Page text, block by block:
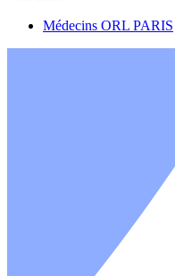
Médecins ORL PARIS